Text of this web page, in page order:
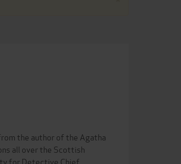
the author of the Agatha
all over the Scottish
for Detective Chief